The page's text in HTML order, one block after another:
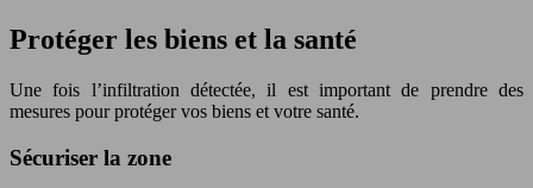
Protéger les biens et la santé
Une fois l’infiltration détectée, il est important de prendre des
mesures pour protéger vos biens et votre santé.
Sécuriser la zone